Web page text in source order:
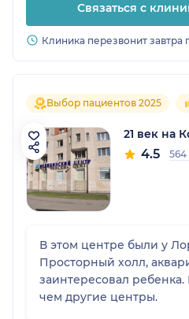
Связаться с
Клиника перезвонит завтра
Выбор пациентов 2025
21 век на
4.5 564
В этом центре были у
Просторный холл,
заинтересовал
чем другие центры.